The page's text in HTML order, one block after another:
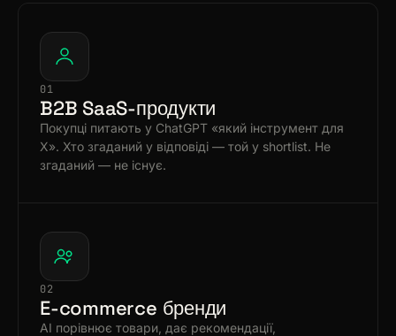
01
B2B SaaS-продукти
Покупці питають у ChatGPT «який інструмент для
X». Хто згаданий у відповіді — той у shortlist. Не
згаданий — не існує.
02
E-commerce бренди
AI порівнює товари, дає рекомендації,